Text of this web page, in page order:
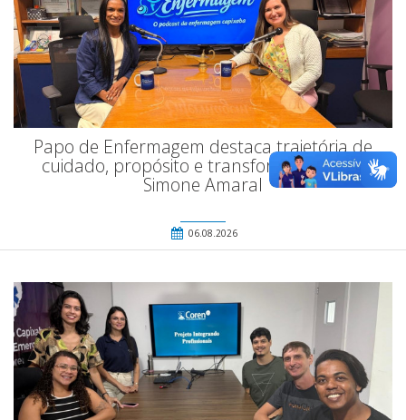
Papo de Enfermagem destaca trajetória de
cuidado, propósito e transformação com
Simone Amaral
06.08.2026